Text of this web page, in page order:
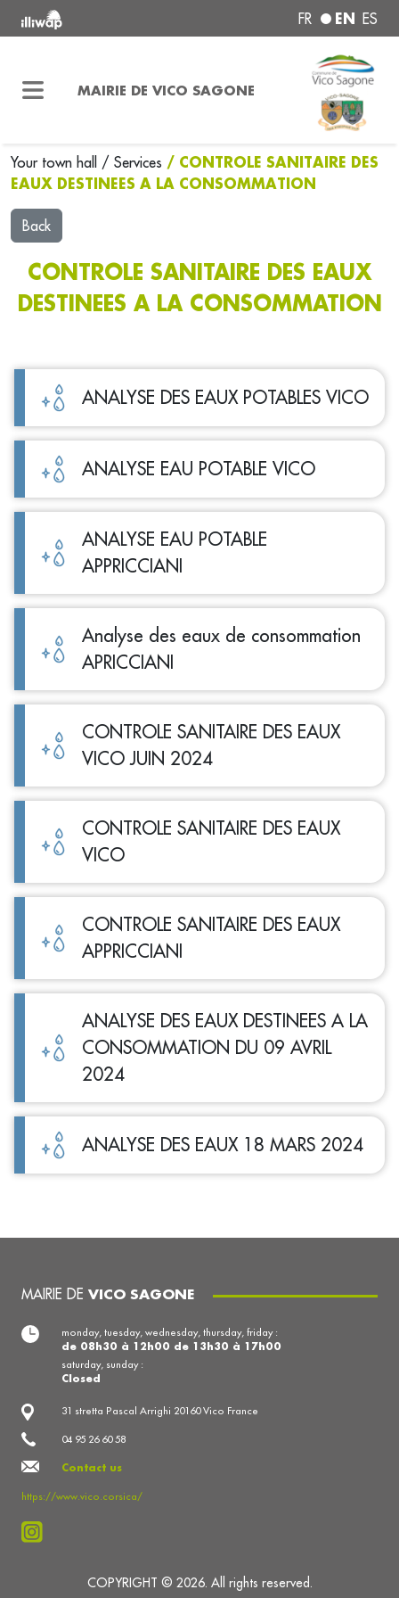
FR EN ES
MAIRIE DE VICO SAGONE
Your town hall / Services / CONTROLE SANITAIRE DES
EAUX DESTINEES A LA CONSOMMATION
Back
CONTROLE SANITAIRE DES EAUX
DESTINEES A LA CONSOMMATION
ANALYSE DES EAUX POTABLES VICO
ANALYSE EAU POTABLE VICO
ANALYSE EAU POTABLE
APPRICCIANI
Analyse des eaux de consommation
APRICCIANI
CONTROLE SANITAIRE DES EAUX
VICO JUIN 2024
CONTROLE SANITAIRE DES EAUX
VICO
CONTROLE SANITAIRE DES EAUX
APPRICCIANI
ANALYSE DES EAUX DESTINEES A LA
CONSOMMATION DU 09 AVRIL
2024
ANALYSE DES EAUX 18 MARS 2024
MAIRIE DE VICO SAGONE
31 stretta Pascal Arrighi 20160 Vico France
04 95 26 60 58
Contact us
https://www.vico.corsica/
monday, tuesday, wednesday, thursday, friday :
de 08h30 à 12h00 de 13h30 à 17h00
saturday, sunday :
Closed
COPYRIGHT © 2026. All rights reserved.